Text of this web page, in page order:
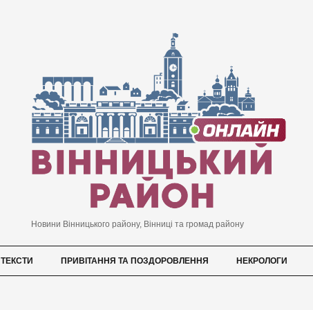
Новини Вінницького району, Вінниці та громад району
ТЕКСТИ ПРИВІТАННЯ ТА ПОЗДОРОВЛЕННЯ НЕКРОЛОГИ